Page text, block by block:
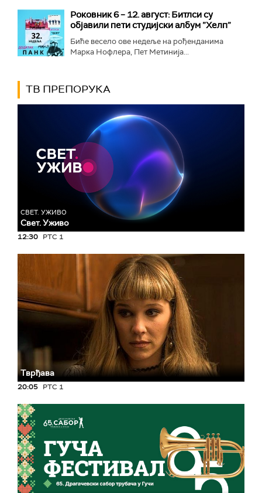
Роковник 6 – 12. август: Битлси су
објавили пети студијски албум ”Хелп”
Биће весело ове недеље на рођенданима
Марка Нофлера, Пет Метинија...
ТВ ПРЕПОРУКА
СВЕТ. УЖИВО
Свет. Уживо
12:30 РТС 1
Тврђава
20:05 РТС 1